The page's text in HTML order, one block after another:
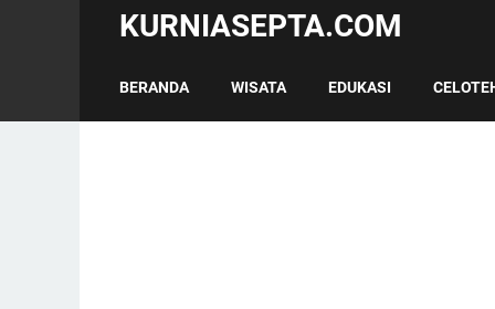
KURNIASEPTA.COM
BERANDA WISATA EDUKASI